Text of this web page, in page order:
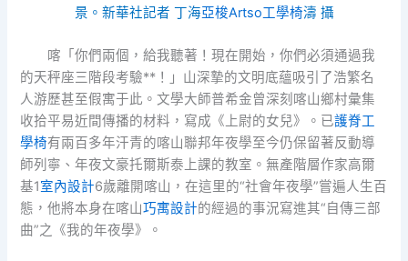
景。新華社記者 丁海亞梭Artso工學椅濤 攝
喀「你們兩個，給我聽著！現在開始，你們必須通過我
的天秤座三階段考驗**！」山深摯的文明底蘊吸引了浩繁名
人游歷甚至假寓于此。文學大師普希金曾深刻喀山鄉村彙集
收拾平易近間傳播的材料，寫成《上尉的女兒》。已護脊工
學椅有兩百多年汗青的喀山聯邦年夜學至今仍保留著反動導
師列寧、年夜文豪托爾斯泰上課的教室。無產階層作家高爾
基1室內設計6歲離開喀山，在這里的“社會年夜學”嘗遍人生百
態，他將本身在喀山巧寓設計的經過的事況寫進其“自傳三部
曲”之《我的年夜學》。